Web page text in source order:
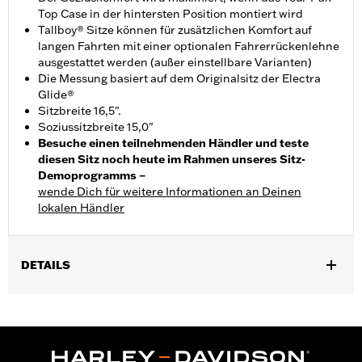
Top Case in der hintersten Position montiert wird
Tallboy® Sitze können für zusätzlichen Komfort auf
langen Fahrten mit einer optionalen Fahrerrückenlehne
ausgestattet werden (außer einstellbare Varianten)
Die Messung basiert auf dem Originalsitz der Electra
Glide®
Sitzbreite 16,5".
Soziussitzbreite 15,0"
Besuche einen teilnehmenden Händler und teste
diesen Sitz noch heute im Rahmen unseres Sitz-
Demoprogramms –
wende Dich für weitere Informationen an Deinen
lokalen Händler
DETAILS
Trike Modelle von ’14 bis ’25. Nicht in Verbindung mit Kits für